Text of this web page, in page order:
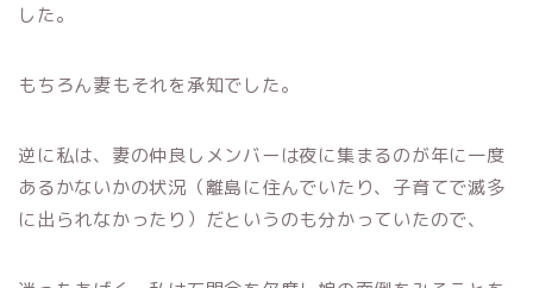
した。
もちろん妻もそれを承知でした。
逆に私は、妻の仲良しメンバーは夜に集まるのが年に一度
あるかないかの状況（離島に住んでいたり、子育てで滅多
に出られなかったり）だというのも分かっていたので、